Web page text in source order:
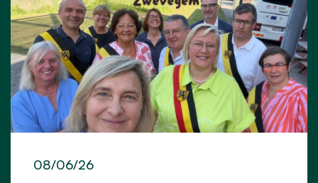
08/06/26